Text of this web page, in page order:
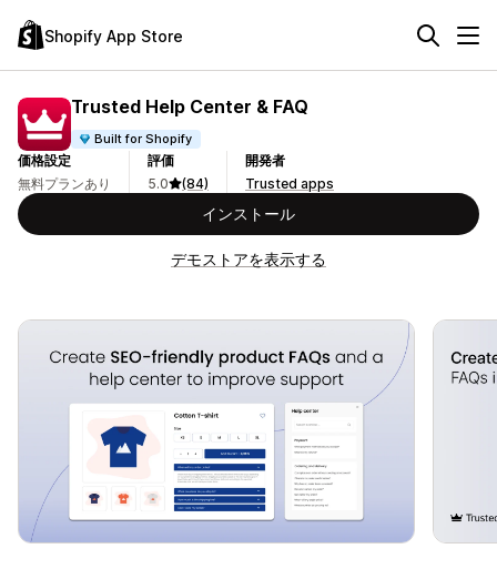
Shopify App Store
Trusted Help Center & FAQ
Built for Shopify
価格設定
無料プランあり
評価
5.0
(84)
開発者
Trusted apps
インストール
デモストアを表示する